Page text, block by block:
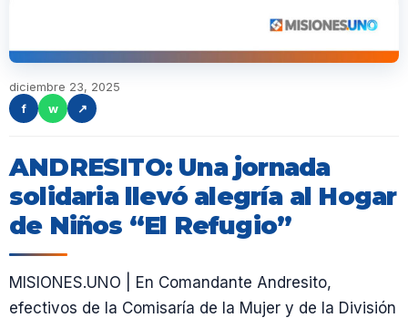
diciembre 23, 2025
f
w ↗
ANDRESITO: Una jornada
solidaria llevó alegría al Hogar
de Niños “El Refugio”
MISIONES.UNO | En Comandante Andresito,
efectivos de la Comisaría de la Mujer y de la División